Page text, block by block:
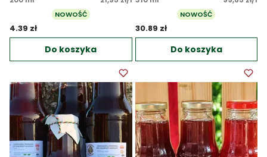
NOWOŚĆ
4.39 zł
Do koszyka
NOWOŚĆ
30.89 zł
Do koszyka